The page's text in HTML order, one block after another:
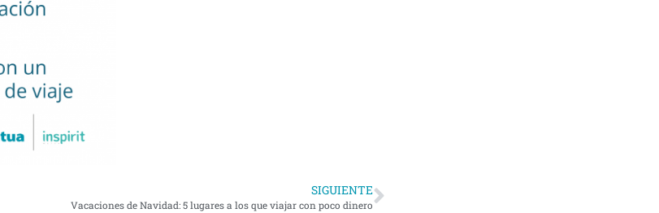
SIGUIENTE
Vacaciones de Navidad: 5 lugares a los que viajar con poco dinero